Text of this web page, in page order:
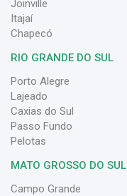
Joinville
Itajaí
Chapecó
RIO GRANDE DO SUL
Porto Alegre
Lajeado
Caxias do Sul
Passo Fundo
Pelotas
MATO GROSSO DO SUL
Campo Grande